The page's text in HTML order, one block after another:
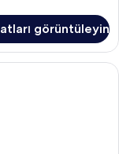
görüntüleyin